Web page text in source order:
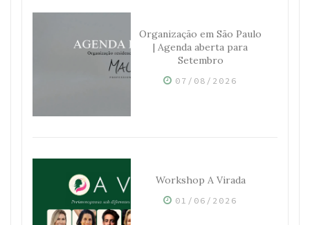
Organização em São Paulo
| Agenda aberta para
Setembro
07/08/2026
Workshop A Virada
01/06/2026